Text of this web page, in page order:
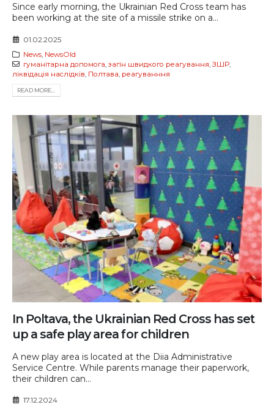
Since early morning, the Ukrainian Red Cross team has
been working at the site of a missile strike on a...
01.02.2025
News, NewsOld
гуманітарна допомога, загін швидкого реагування, ЗШР,
ліквідація наслідків, Полтава, реагуванння
READ MORE...
In Poltava, the Ukrainian Red Cross has set
up a safe play area for children
A new play area is located at the Diia Administrative
Service Centre. While parents manage their paperwork,
their children can...
17.12.2024